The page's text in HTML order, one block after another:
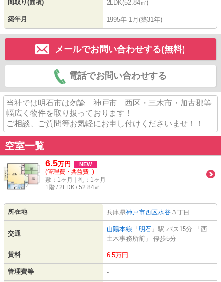
間取り(面積) 2LDK(52.84㎡)
築年月 1995年 1月(築31年)
メールでお問い合わせする(無料)
電話でお問い合わせする
当社では明石市は勿論 神戸市 西区・三木市・加古郡等
幅広く物件を取り扱っております！
ご相談、ご質問等お気軽にお申し付けくださいませ！！
空室一覧
6.5万円 NEW
(管理費・共益費 -)
敷：1ヶ月｜礼：1ヶ月
1階 / 2LDK / 52.84㎡
所在地 兵庫県神戸市西区水谷 ３丁目
交通
山陽本線 「 明石 」駅 バス15分 「西
土木事務所前」 停歩5分
賃料 6.5万円
管理費等 -